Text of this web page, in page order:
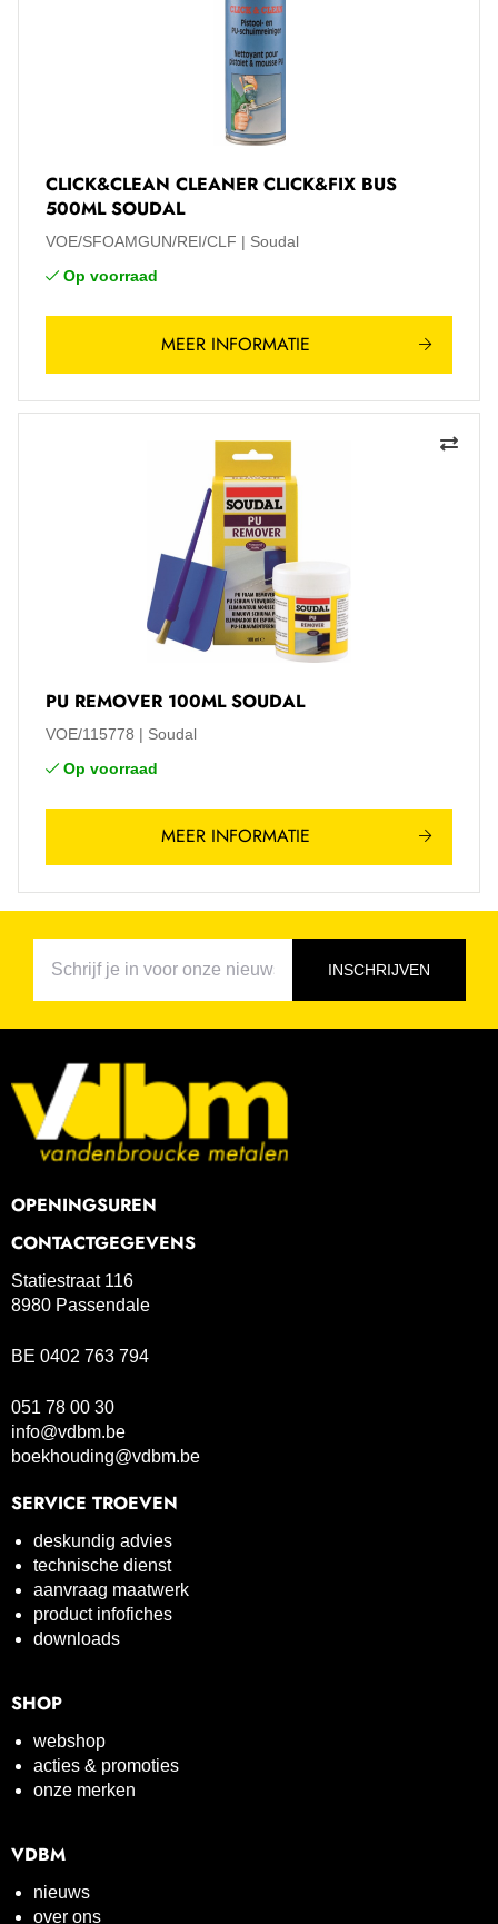
CLICK&CLEAN CLEANER CLICK&FIX BUS
500ML SOUDAL
VOE/SFOAMGUN/REI/CLF
Soudal
Op voorraad
MEER INFORMATIE
PU REMOVER 100ML SOUDAL
VOE/115778
Soudal
Op voorraad
MEER INFORMATIE
INSCHRIJVEN
OPENINGSUREN
CONTACTGEGEVENS
Statiestraat 116
8980 Passendale
BE 0402 763 794
051 78 00 30
info@vdbm.be
boekhouding@vdbm.be
SERVICE TROEVEN
deskundig advies
technische dienst
aanvraag maatwerk
product infofiches
downloads
SHOP
webshop
acties & promoties
onze merken
VDBM
nieuws
over ons